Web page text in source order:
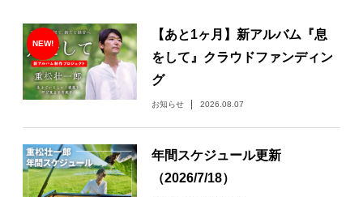
テーマ
ライブ・スケジュール
作品
オンライン・ショップ
【あと1ヶ月】新アルバム『息
をして』クラウドファンディン
グ
お知らせ 2026.08.07
年間スケジュール更新
（2026/7/18）